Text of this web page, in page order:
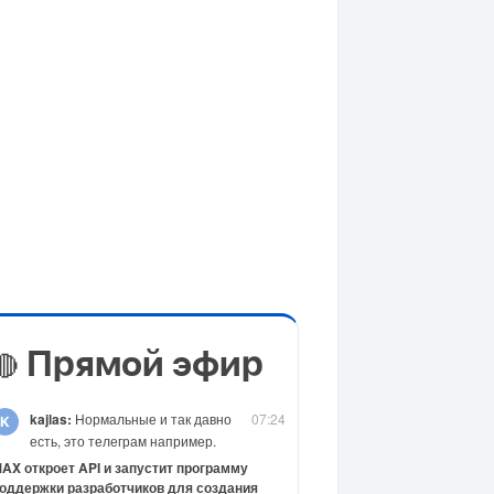
Прямой эфир
07:24
kajlas: Нормальные и так давно
есть, это телеграм например.
откроет API и запустит программу
разработчиков для создания